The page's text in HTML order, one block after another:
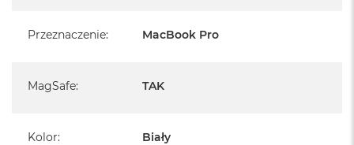
Przeznaczenie: MacBook Pro
MagSafe: TAK
Kolor: Biały